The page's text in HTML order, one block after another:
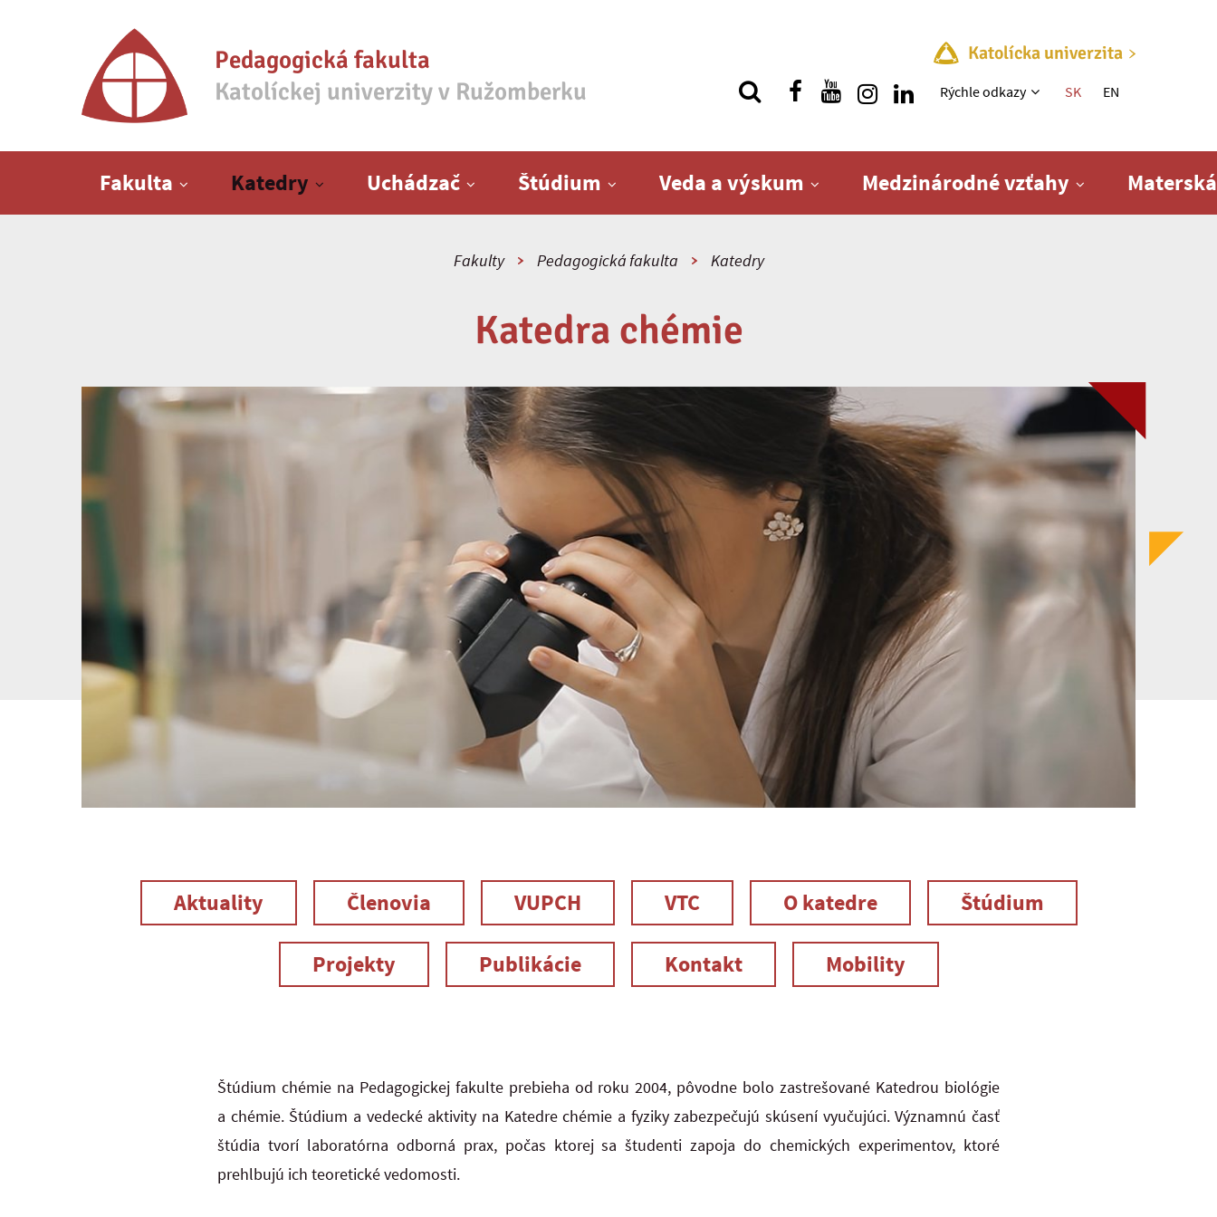
Pedagogická fakulta
Katolíckej univerzity v Ružomberku
Katolícka univerzita
Rýchle menu
Rýchle odkazy SK EN
Fakulta Katedry Uchádzač Štúdium Veda a výskum Medzinárodné vzťahy
Fakulty Pedagogická fakulta Katedry
Katedra chémie
Aktuality Členovia VUPCH VTC O katedre Štúdium
Projekty Publikácie Kontakt Mobility
Štúdium chémie na Pedagogickej fakulte prebieha od roku 2004, pôvodne bolo zastrešované Katedrou biológie
a chémie. Štúdium a vedecké aktivity na Katedre chémie a fyziky zabezpečujú skúsení vyučujúci. Významnú časť
štúdia tvorí laboratórna odborná prax, počas ktorej sa študenti zapoja do chemických experimentov, ktoré
prehlbujú ich teoretické vedomosti.